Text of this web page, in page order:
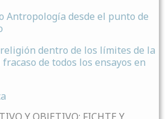
Antropología desde el punto de
dentro de los límites de la
de todos los ensayos en